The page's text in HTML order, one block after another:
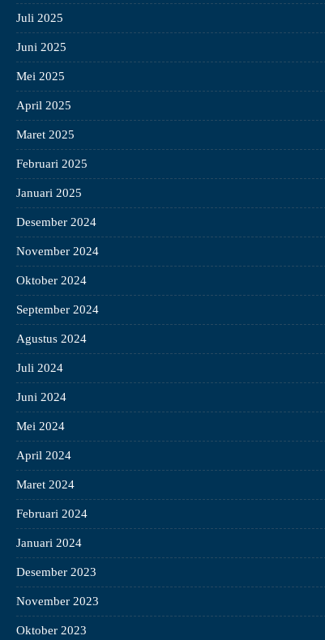
Juli 2025
Juni 2025
Mei 2025
April 2025
Maret 2025
Februari 2025
Januari 2025
Desember 2024
November 2024
Oktober 2024
September 2024
Agustus 2024
Juli 2024
Juni 2024
Mei 2024
April 2024
Maret 2024
Februari 2024
Januari 2024
Desember 2023
November 2023
Oktober 2023